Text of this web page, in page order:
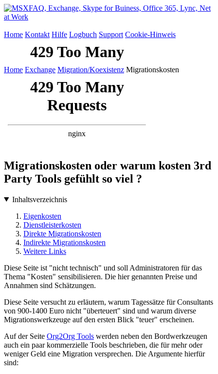
Home Kontakt Hilfe Logbuch Support Cookie-Hinweis
Home Exchange Migration/Koexistenz Migrationskosten
Migrationskosten oder warum kosten 3rd
Party Tools gefühlt so viel ?
Inhaltsverzeichnis
Eigenkosten
Dienstleisterkosten
Direkte Migrationskosten
Indirekte Migrationskosten
Weitere Links
Diese Seite ist "nicht technisch" und soll Administratoren für das
Thema "Kosten" sensibilisieren. Die hier genannten Preise und
Annahmen sind Schätzungen.
Diese Seite versucht zu erläutern, warum Tagessätze für Consultants
von 900-1400 Euro nicht "überteuert" sind und warum diverse
Migrationswerkzeuge auf den ersten Blick "teuer" erscheinen.
Auf der Seite Org2Org Tools werden neben den Bordwerkzeugen
auch ein paar kommerzielle Tools beschrieben, die für mehr oder
weniger Geld eine Migration versprechen. Die Argumente hierfür
sind: